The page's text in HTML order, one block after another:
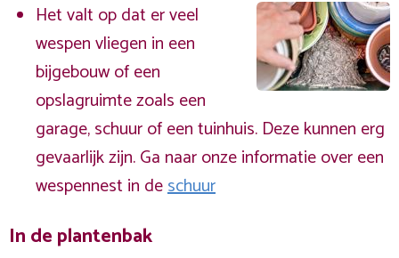
Het valt op dat er veel
wespen vliegen in een
bijgebouw of een
opslagruimte zoals een
garage, schuur of een tuinhuis. Deze kunnen erg
gevaarlijk zijn. Ga naar onze informatie over een
wespennest in deschuur
In de plantenbak